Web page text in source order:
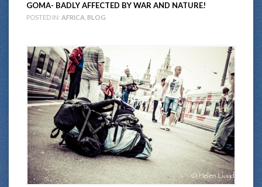
GOMA- BADLY AFFECTED BY WAR AND NATURE!
POSTED IN: AFRICA BLOG